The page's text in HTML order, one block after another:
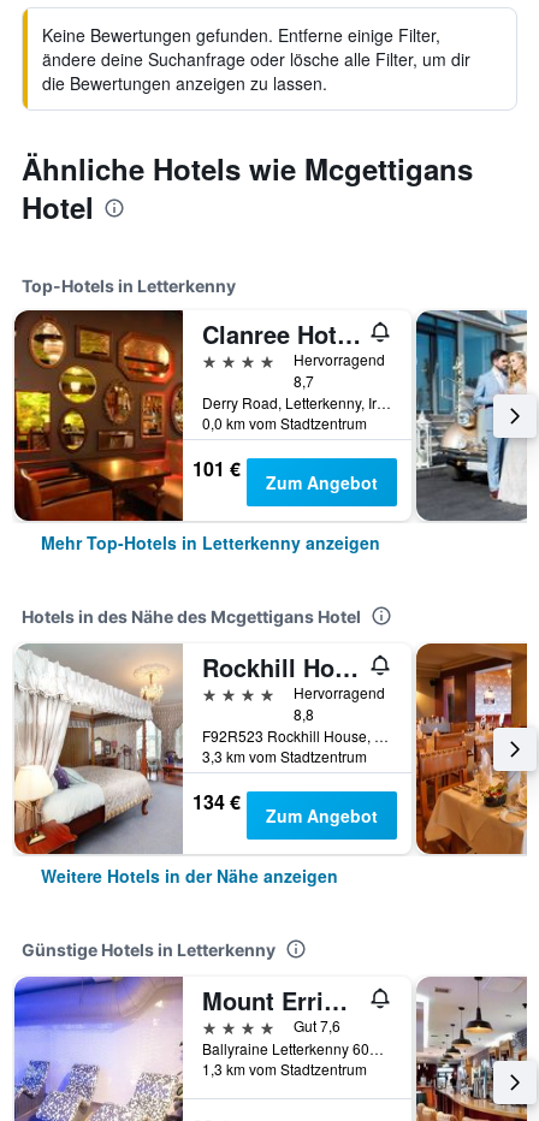
Keine Bewertungen gefunden. Entferne einige Filter,
ändere deine Suchanfrage oder lösche alle Filter, um dir
die Bewertungen anzeigen zu lassen.
Ähnliche Hotels wie Mcgettigans
Hotel
Top-Hotels in Letterkenny
Clanree Hotel Conference & Leisure Centre
4 Sterne
Hervorragend
8,7
Derry Road, Letterkenny, Irland
0,0 km vom Stadtzentrum
101 € Zum Angebot
Mehr Top-Hotels in Letterkenny anzeigen
Hotels in des Nähe des Mcgettigans Hotel
Rockhill House
4 Sterne
Hervorragend
8,8
F92R523 Rockhill House, Rockhill Letterkenny, Letterkenny, Irland
3,3 km vom Stadtzentrum
134 € Zum Angebot
Weitere Hotels in der Nähe anzeigen
Günstige Hotels in Letterkenny
Mount Errigal Hotel, Conference & Leisure Centre
4 Sterne
Gut 7,6
Ballyraine Letterkenny 60140 IE, Letterkenny, Irland
1,3 km vom Stadtzentrum